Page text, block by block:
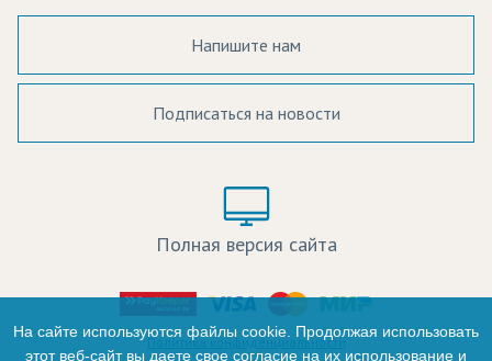
Напишите нам
Подписаться на новости
Полная версия сайта
Политика конфиденциальности
-
На сайте используются файлы cookie. Продолжая использовать
этот веб-сайт вы даете свое согласие на их использование и